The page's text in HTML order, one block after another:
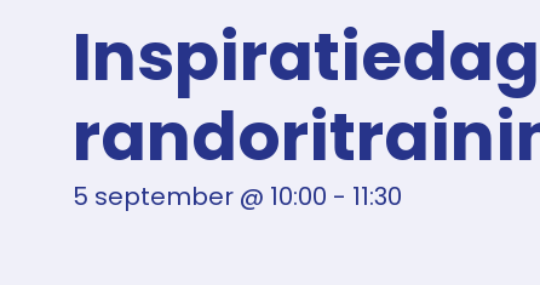
5 september @ 10:00 - 11:30